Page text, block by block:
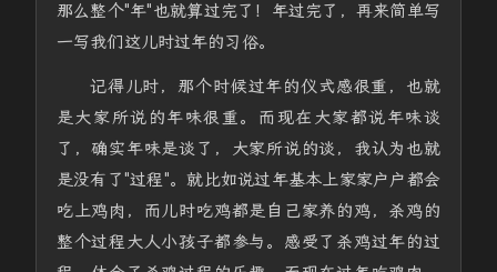
那么整个"年"也就算过完了！年过完了，再来简单写
一写我们这儿时过年的习俗。
记得儿时，那个时候过年的仪式感很重，也就
是大家所说的年味很重。而现在大家都说年味谈
了，确实年味是谈了，大家所说的谈，我认为也就
是没有了"过程"。就比如说过年基本上家家户户都会
吃上鸡肉，而儿时吃鸡都是自己家养的鸡，杀鸡的
整个过程大人小孩子都参与。感受了杀鸡过年的过